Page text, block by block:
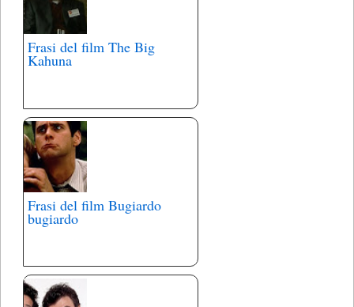
Frasi del film The Big
Kahuna
Frasi del film Bugiardo
bugiardo